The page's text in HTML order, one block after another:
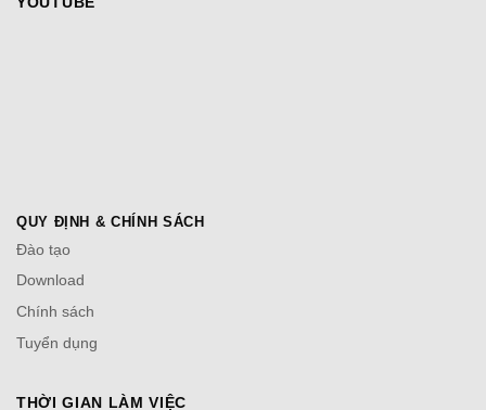
QUY ĐỊNH & CHÍNH SÁCH
Đào tạo
Download
Chính sách
Tuyển dụng
THỜI GIAN LÀM VIỆC